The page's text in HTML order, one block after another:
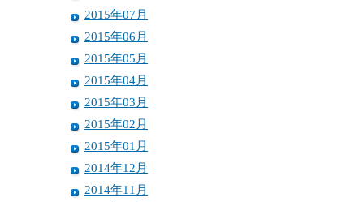
2015年07月
2015年06月
2015年05月
2015年04月
2015年03月
2015年02月
2015年01月
2014年12月
2014年11月